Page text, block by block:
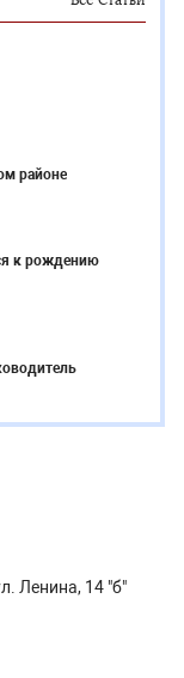
районе
к рождению
Ленина, 14 "б"